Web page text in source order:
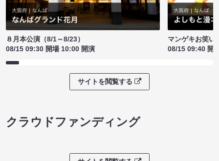
８月本公演（8/1～8/23）
08/15 09:30 開場 10:00 開演
マンゲキお笑い
08/15 09:40 開
サイトを閲覧する
クラウドファンディング